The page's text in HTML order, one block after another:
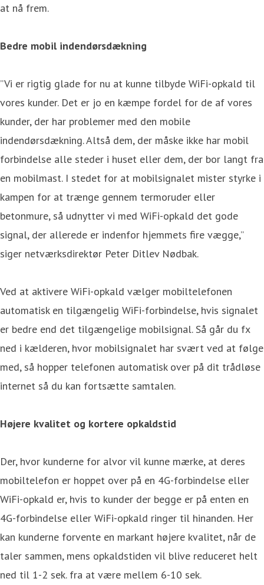
at nå frem.
Bedre mobil indendørsdækning
”Vi er rigtig glade for nu at kunne tilbyde WiFi-opkald til
vores kunder. Det er jo en kæmpe fordel for de af vores
kunder, der har problemer med den mobile
indendørsdækning. Altså dem, der måske ikke har mobil
forbindelse alle steder i huset eller dem, der bor langt fra
en mobilmast. I stedet for at mobilsignalet mister styrke i
kampen for at trænge gennem termoruder eller
betonmure, så udnytter vi med WiFi-opkald det gode
signal, der allerede er indenfor hjemmets fire vægge,”
siger netværksdirektør Peter Ditlev Nødbak.
Ved at aktivere WiFi-opkald vælger mobiltelefonen
automatisk en tilgængelig WiFi-forbindelse, hvis signalet
er bedre end det tilgængelige mobilsignal. Så går du fx
ned i kælderen, hvor mobilsignalet har svært ved at følge
med, så hopper telefonen automatisk over på dit trådløse
internet så du kan fortsætte samtalen.
Højere kvalitet og kortere opkaldstid
Der, hvor kunderne for alvor vil kunne mærke, at deres
mobiltelefon er hoppet over på en 4G-forbindelse eller
WiFi-opkald er, hvis to kunder der begge er på enten en
4G-forbindelse eller WiFi-opkald ringer til hinanden. Her
kan kunderne forvente en markant højere kvalitet, når de
taler sammen, mens opkaldstiden vil blive reduceret helt
ned til 1-2 sek. fra at være mellem 6-10 sek.